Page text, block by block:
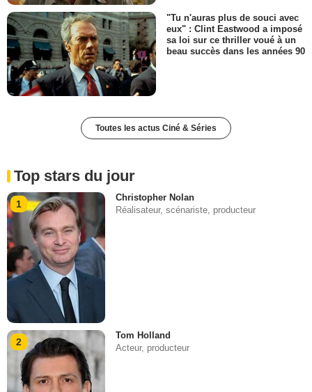
"Tu n'auras plus de souci avec
eux" : Clint Eastwood a imposé
sa loi sur ce thriller voué à un
beau succès dans les années 90
Toutes les actus Ciné & Séries
Top stars du jour
1
Christopher Nolan
Réalisateur, scénariste, producteur
2
Tom Holland
Acteur, producteur